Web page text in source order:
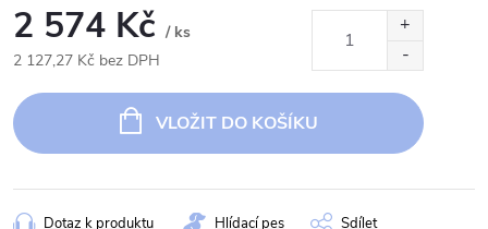
2 574 Kč / ks
2 127,27 Kč bez DPH
cena:
VLOŽIT DO KOŠÍKU
Dotaz k produktu Hlídací pes Sdílet